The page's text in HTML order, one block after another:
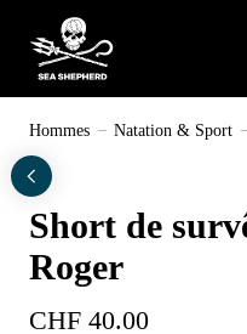
contenu
Sea Shepherd Switzerland
Hommes Natation & Sport
Short de
Roger
CHF 40.00